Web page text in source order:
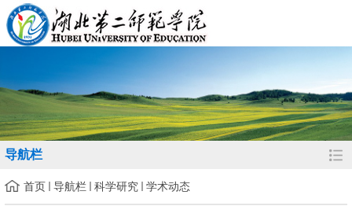
导航栏
首页 导航栏 科学研究 学术动态